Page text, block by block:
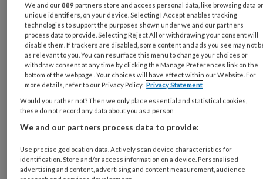
neurodegeneratie. Nieuw onderzoek werpt
licht op de manier waarop specifieke varianten
van het eiwit alfa-synucleïne deze structuren
helpen ontstaan.
Wat zijn Lewy bodies?
Lewy bodies zijn abnormale eiwitaggregaten
die vooral bestaan uit alfa-synucleïne. Ze
We and our889 partners store and access personal data, like browsing data
unique identifiers, on your device. Selecting I Accept enables tracking
technologies to support the purposes shown under we and our partners
process data to provide. Selecting Reject All or withdrawing your consent will
disable them. If trackers are disabled, some content and ads you see may not
as relevant to you. You can resurface this menu to change your choices or
withdraw consent at any time by clicking the Manage Preferences link on the
bottom of the webpage . Your choices will have effect within our Website. For
more details, refer to our Privacy Policy. Privacy Statement
Would you rather not? Then we only place essential and statistical cookies,
these do not record any data about you as a person
We and our partners process data to provide:
Use precise geolocation data. Actively scan device characteristics for
identification. Store and/or access information on a device. Personalised
advertising and content, advertising and content measurement, audience